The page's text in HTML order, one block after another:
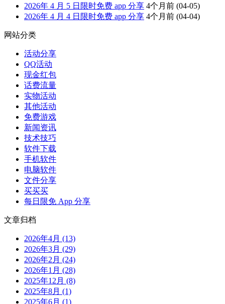
2026年 4 月 5 日限时免费 app 分享 4个月前 (04-05)
2026年 4 月 4 日限时免费 app 分享 4个月前 (04-04)
网站分类
活动分享
QQ活动
现金红包
话费流量
实物活动
其他活动
免费游戏
新闻资讯
技术技巧
软件下载
手机软件
电脑软件
文件分享
买买买
每日限免 App 分享
文章归档
2026年4月 (13)
2026年3月 (29)
2026年2月 (24)
2026年1月 (28)
2025年12月 (8)
2025年8月 (1)
2025年6月 (1)